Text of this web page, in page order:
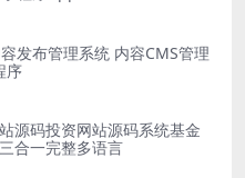
发布管理系统 内容CMS管理
序
源码投资网站源码系统基金
合一完整多语言